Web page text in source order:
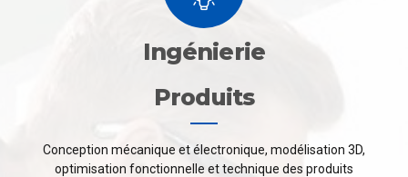
Ingénierie
Produits
Conception mécanique et électronique, modélisation 3D,
optimisation fonctionnelle et technique des produits